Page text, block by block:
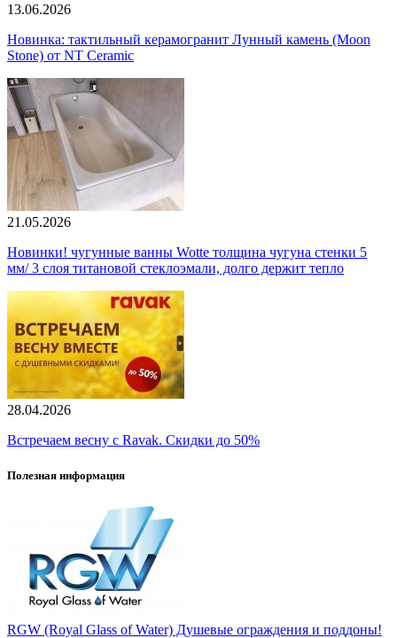
13.06.2026
Новинка: тактильный керамогранит Лунный камень (Moon
Stone) от NT Ceramic
21.05.2026
Новинки! чугунные ванны Wotte толщина чугуна стенки 5
мм/ 3 слоя титановой стеклоэмали, долго держит тепло
28.04.2026
Встречаем весну с Ravak. Скидки до 50%
Полезная информация
RGW (Royal Glass of Water) Душевые ограждения и поддоны!